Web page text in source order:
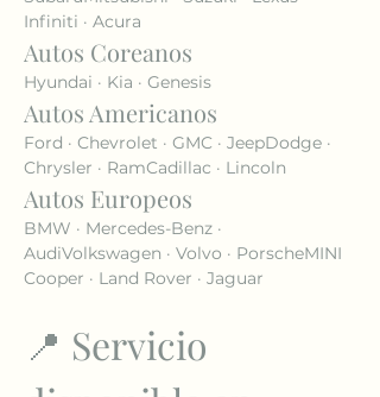
Infiniti · Acura
Autos Coreanos
Hyundai · Kia · Genesis
Autos Americanos
Ford · Chevrolet · GMC · JeepDodge ·
Chrysler · RamCadillac · Lincoln
Autos Europeos
BMW · Mercedes-Benz ·
AudiVolkswagen · Volvo · PorscheMINI
Cooper · Land Rover · Jaguar
📍 Servicio